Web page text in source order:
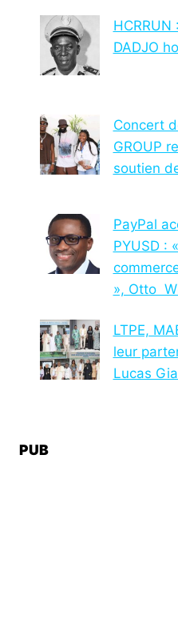
DADJO
Concert
GROUP
soutien
PayPal
PYUSD :
», Otto
LTPE,
leur
Lucas
PUB